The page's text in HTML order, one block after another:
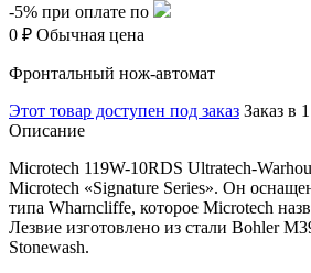
-5% при оплате по
0 ₽ Обычная цена
Фронтальный нож-автомат
Этот товар доступен под заказ Заказ в
Описание
Microtech 119W-10RDS Ultratech-
Microtech «Signature Series». Он
типа Wharncliffe, которое Microtech
Лезвие изготовлено из стали Bohler
Stonewash.